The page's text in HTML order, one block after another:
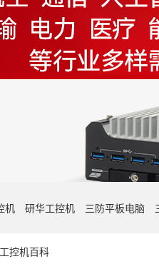
机 研华工控机 三防平板电脑
工控机百科